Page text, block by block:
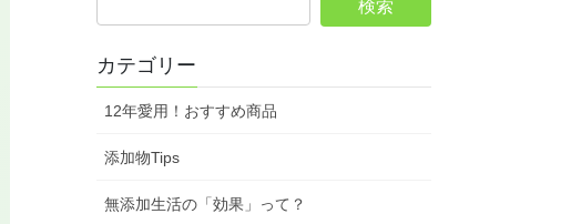
カテゴリー
12年愛用！おすすめ商品
添加物Tips
無添加生活の「効果」って？